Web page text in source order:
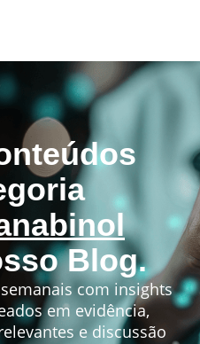
Blog.
com insights
em evidência,
e discussão